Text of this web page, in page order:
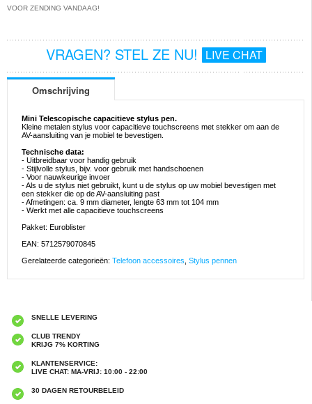
VOOR ZENDING VANDAAG!
VRAGEN? STEL ZE NU! LIVE CHAT
Omschrijving
Mini Telescopische capacitieve stylus pen.
Kleine metalen stylus voor capacitieve touchscreens met stekker om aan de
AV-aansluiting van je mobiel te bevestigen.
Technische data:
- Uitbreidbaar voor handig gebruik
- Stijlvolle stylus, bijv. voor gebruik met handschoenen
- Voor nauwkeurige invoer
- Als u de stylus niet gebruikt, kunt u de stylus op uw mobiel bevestigen met
een stekker die op de AV-aansluiting past
- Afmetingen: ca. 9 mm diameter, lengte 63 mm tot 104 mm
- Werkt met alle capacitieve touchscreens
Pakket: Euroblister
EAN: 5712579070845
Gerelateerde categorieën: Telefoon accessoires Stylus pennen
SNELLE LEVERING
CLUB TRENDY
KRIJG 7% KORTING
KLANTENSERVICE:
LIVE CHAT: MA-VRIJ: 10:00 - 22:00
30 DAGEN RETOURBELEID